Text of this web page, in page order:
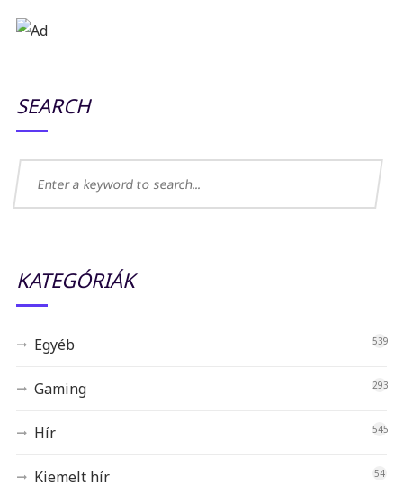
SEARCH
KATEGÓRIÁK
Egyéb 539
Gaming 293
Hír 545
Kiemelt hír 54